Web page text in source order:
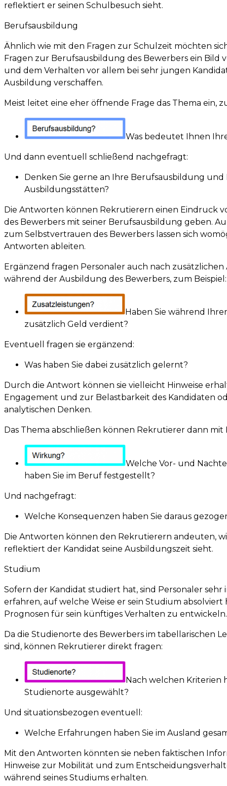
reflektiert er seinen Schulbesuch sieht.
Berufsausbildung
Ähnlich wie mit den Fragen zur Schulzeit möchten
Fragen zur Berufsausbildung des Bewerbers ein Bild
und dem Verhalten vor allem bei sehr jungen
Ausbildung verschaffen.
Meist leitet eine eher öffnende Frage das Thema ein,
Was bedeutet Ihnen
Und dann eventuell schließend nachgefragt:
Denken Sie gerne an Ihre Berufsausbildung und
Ausbildungsstätten?
Die Antworten können Rekrutierern einen Eindruck
des Bewerbers mit seiner Berufsausbildung geben.
zum Selbstvertrauen des Bewerbers lassen sich
Antworten ableiten.
Ergänzend fragen Personaler auch nach
während der Ausbildung des Bewerbers, zum Beispiel:
Haben Sie während
zusätzlich Geld verdient?
Eventuell fragen sie ergänzend:
Was haben Sie dabei zusätzlich gelernt?
Durch die Antwort können sie vielleicht Hinweise
Engagement und zur Belastbarkeit des Kandidaten
analytischen Denken.
Das Thema abschließen können Rekrutierer dann mit
Welche Vor- und
haben Sie im Beruf festgestellt?
Und nachgefragt:
Welche Konsequenzen haben Sie daraus
Die Antworten können den Rekrutierern andeuten,
reflektiert der Kandidat seine Ausbildungszeit sieht.
Studium
Sofern der Kandidat studiert hat, sind Personaler sehr
erfahren, auf welche Weise er sein Studium absolviert
Prognosen für sein künftiges Verhalten zu entwickeln.
Da die Studienorte des Bewerbers im tabellarischen
sind, können Rekrutierer direkt fragen:
Nach welchen Kriterien
Studienorte ausgewählt?
Und situationsbezogen eventuell:
Welche Erfahrungen haben Sie im Ausland
Mit den Antworten könnten sie neben faktischen
Hinweise zur Mobilität und zum
während seines Studiums erhalten.